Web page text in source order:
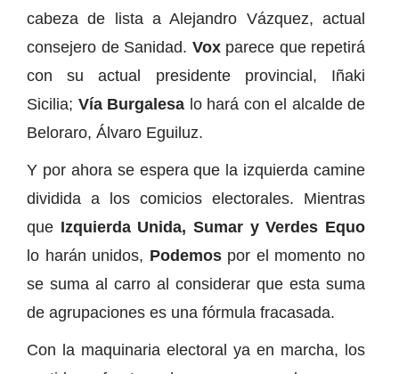
cabeza de lista a Alejandro Vázquez, actual
consejero de Sanidad. Voxparece que repetirá
con su actual presidente provincial, Iñaki
Sicilia; Vía Burgalesa lo hará con el alcalde de
Beloraro, Álvaro Eguiluz.
Y por ahora se espera que la izquierda camine
dividida a los comicios electorales. Mientras
que Izquierda Unida, Sumar y Verdes Equo
lo harán unidos, Podemos por el momento no
se suma al carro al considerar que esta suma
de agrupaciones es una fórmula fracasada.
Con la maquinaria electoral ya en marcha, los